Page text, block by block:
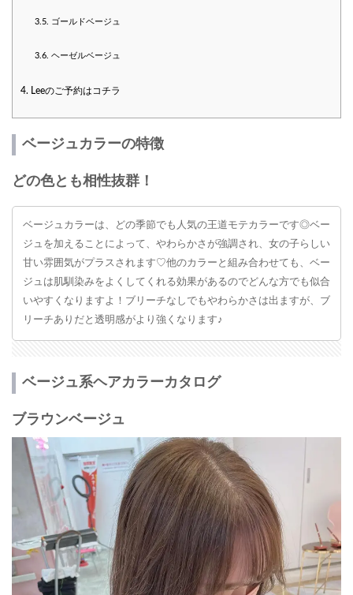
3.5. ゴールドベージュ
3.6. ヘーゼルベージュ
4. Leeのご予約はコチラ
ベージュカラーの特徴
どの色とも相性抜群！
ベージュカラーは、どの季節でも人気の王道モテカラーです◎ベー
ジュを加えることによって、やわらかさが強調され、女の子らしい
甘い雰囲気がプラスされます♡他のカラーと組み合わせても、ベー
ジュは肌馴染みをよくしてくれる効果があるのでどんな方でも似合
いやすくなりますよ！ブリーチなしでもやわらかさは出ますが、ブ
リーチありだと透明感がより強くなります♪
ベージュ系ヘアカラーカタログ
ブラウンベージュ